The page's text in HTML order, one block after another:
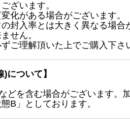
ざいます。
化がある場合がございます。
封入率とは大きく異なる場合
せん。
ご理解頂いた上でご購入下さ
について】
どを含む場合がございます。
B」としております。